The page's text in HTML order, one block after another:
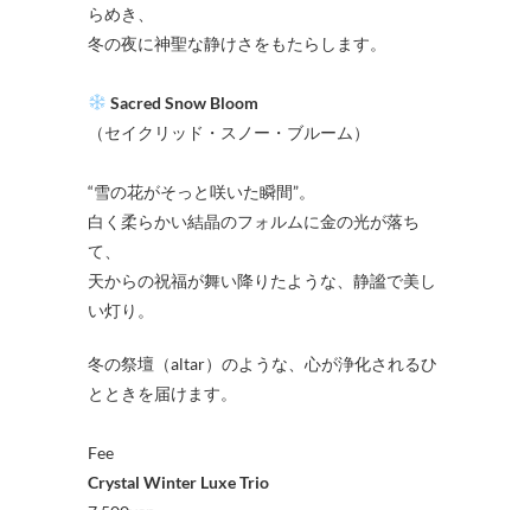
らめき、
冬の夜に神聖な静けさをもたらします。
Sacred Snow Bloom
（セイクリッド・スノー・ブルーム）
“雪の花がそっと咲いた瞬間”。
白く柔らかい結晶のフォルムに金の光が落ち
て、
天からの祝福が舞い降りたような、静謐で美し
い灯り。
冬の祭壇（altar）のような、心が浄化されるひ
とときを届けます。
Fee
Crystal Winter Luxe Trio